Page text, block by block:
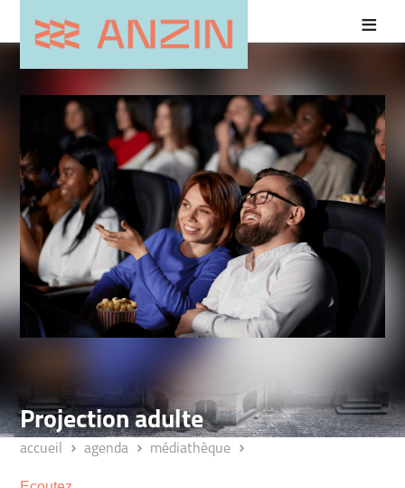
Projection adulte
accueil agenda médiathèque